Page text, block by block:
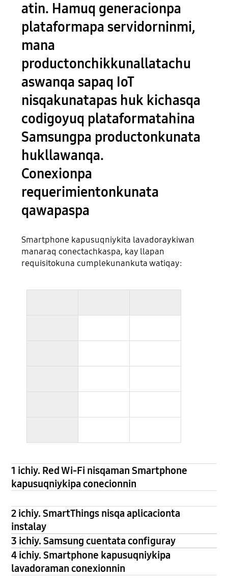
atin. Hamuq generacionpa
plataformapa servidorninmi,
mana
productonchikkunallatachu
aswanqa sapaq IoT
nisqakunatapas huk kichasqa
codigoyuq plataformatahina
Samsungpa productonkunata
hukllawanqa.
Conexionpa
requerimientonkunata
qawapaspa
Smartphone kapusuqniykita lavadoraykiwan
manaraq conectachkaspa, kay llapan
requisitokuna cumplekunankuta watiqay:
1 ichiy. Red Wi-Fi nisqaman Smartphone
kapusuqniykipa conecionnin
2 ichiy. SmartThings nisqa aplicacionta
instalay
3 ichiy. Samsung cuentata configuray
4 ichiy. Smartphone kapusuqniykipa
lavadoraman conexionnin